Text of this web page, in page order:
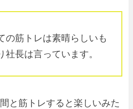
の筋トレは素晴らしいも
社長は言っています。
と筋トレすると楽しいみた